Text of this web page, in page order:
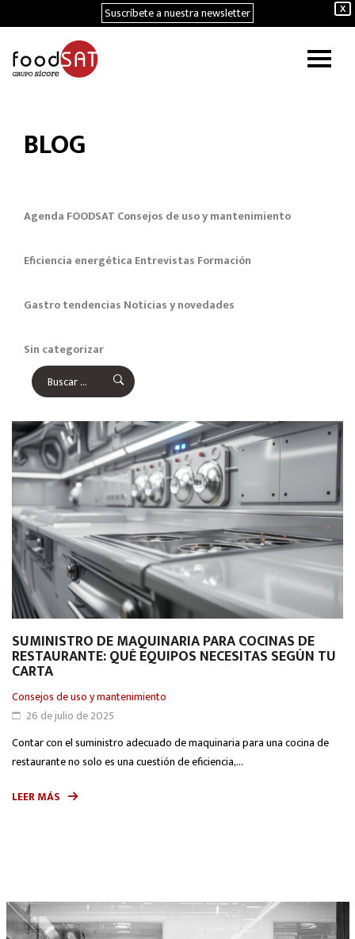
X
Suscríbete a nuestra newsletter
BLOG
Agenda FOODSAT Consejos de uso y mantenimiento
Eficiencia energética Entrevistas Formación
Gastro tendencias Noticias y novedades
Sin categorizar
SUMINISTRO DE MAQUINARIA PARA COCINAS DE
RESTAURANTE: QUÉ EQUIPOS NECESITAS SEGÚN TU
CARTA
Consejos de uso y mantenimiento
26 de julio de 2025
Contar con el suministro adecuado de maquinaria para una cocina de
restaurante no solo es una cuestión de eficiencia,...
LEER MÁS